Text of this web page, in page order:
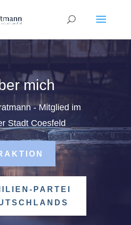
mich
- Mitglied im
Stadt Coesfeld
PARTEI